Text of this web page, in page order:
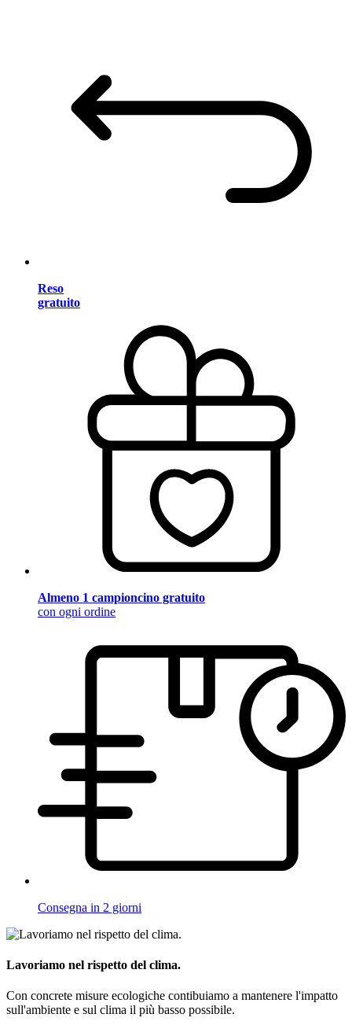
Reso
gratuito
Almeno 1 campioncino gratuito
con ogni ordine
Consegna in 2 giorni
Lavoriamo nel rispetto del clima.
Con concrete misure ecologiche contibuiamo a mantenere l'impatto
sull'ambiente e sul clima il più basso possibile.